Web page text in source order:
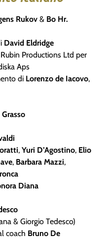
Rukov & Bo Hr.
David Eldridge
Productions Ltd per
Aps
di Lorenzo de Iacovo,
, Yuri D’Agostino, Elio
, Barbara Mazzi,
Diana
& Giorgio Tedesco)
coach Bruno De